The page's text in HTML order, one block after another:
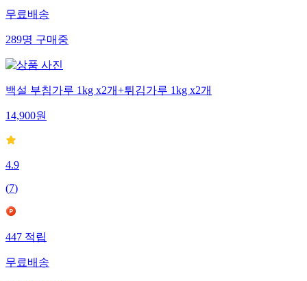
무료배송
289명구매중
백설 부침가루 1kg x2개+튀김가루 1kg x2개
14,900원
4.9
(7)
447적립
무료배송